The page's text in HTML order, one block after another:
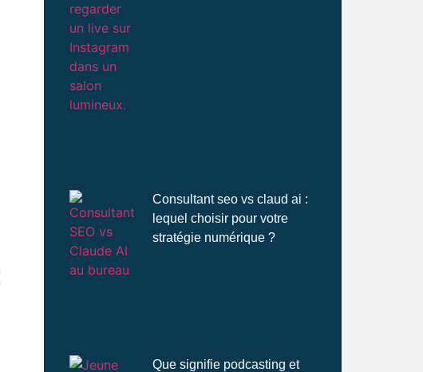
Consultant seo vs claud ai :
lequel choisir pour votre
stratégie numérique ?
Que signifie podcasting et